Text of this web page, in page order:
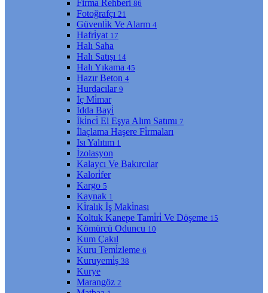
Fi̇rma Rehberi̇ 86
Fotoğrafçı 21
Güvenli̇k Ve Alarm 4
Hafri̇yat 17
Halı Saha
Halı Satışı 14
Halı Yıkama 45
Hazır Beton 4
Hurdacılar 9
İç Mi̇mar
İdda Bayi̇
İki̇nci̇ El Eşya Alım Satımı 7
İlaçlama Haşere Fi̇rmaları
Isı Yalıtım 1
İzolasyon
Kalaycı Ve Bakırcılar
Kalori̇fer
Kargo 5
Kaynak 1
Ki̇ralık İş Maki̇nası
Koltuk Kanepe Tami̇ri̇ Ve Döşeme 15
Kömürcü Oduncu 10
Kum Çakıl
Kuru Temi̇zleme 6
Kuruyemi̇ş 38
Kurye
Marangöz 2